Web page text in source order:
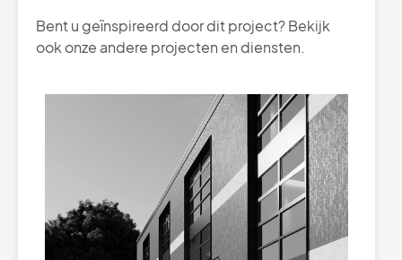
Bent u geïnspireerd door dit project? Bekijk
ook onze andere projecten en diensten.